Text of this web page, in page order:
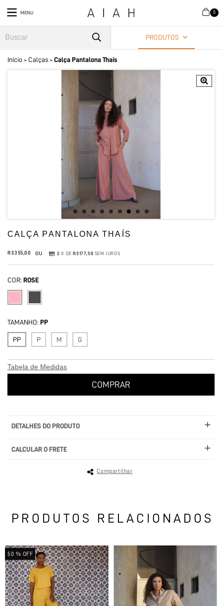
MENU 0
PRODUTOS
Início > Calças > Calça Pantalona Thaís
CALÇA PANTALONA THAÍS
R$355,00 ou 2 X DE R$177,50 SEM JUROS
COR: ROSE
TAMANHO: PP
PP P M G
Tabela de Medidas
DETALHES DO PRODUTO
CALCULAR O FRETE
Compartilhar
PRODUTOS RELACIONADOS
50 % OFF